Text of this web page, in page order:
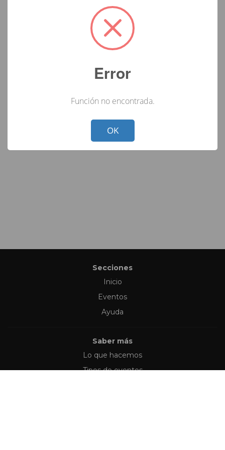
Secciones
Inicio
Eventos
Ayuda
Saber más
Lo que hacemos
Tipos de eventos
Error
Función no encontrada.
! Not valid!
OK